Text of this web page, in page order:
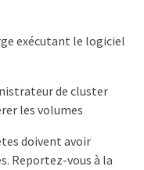
exécutant le logiciel
de cluster
les volumes
doivent avoir
Reportez-vous à la